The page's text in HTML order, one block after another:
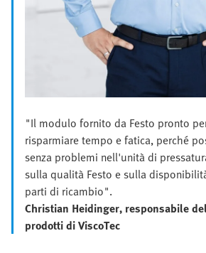
"Il modulo fornito da Festo pronto
risparmiare tempo e fatica, perché
senza problemi nell'unità di
sulla qualità Festo e sulla
parti di ricambio".
Christian Heidinger, responsabile
prodotti di ViscoTec